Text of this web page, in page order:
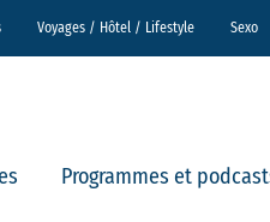
Voyages / Hôtel / Lifestyle Sexo
Programmes et